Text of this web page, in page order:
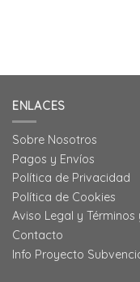
ENLACES
Sobre Nosotros
Pagos y Envíos
Política de Privacidad
Política de Cookies
Aviso Legal y Términos
Contacto
Info Proyecto